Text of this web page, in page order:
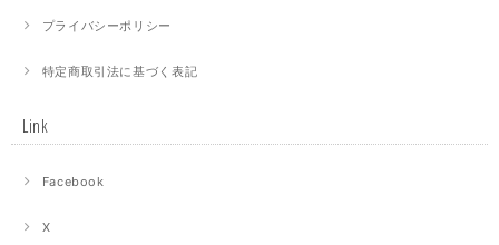
プライバシーポリシー
特定商取引法に基づく表記
Link
Facebook
X